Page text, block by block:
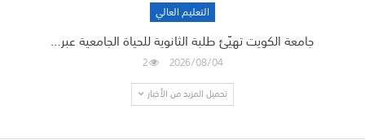
التعليم العالي
جامعة الكويت تهيّئ طلبة الثانوية للحياة الجامعية عبر…
2026/08/04
2
تحميل المزيد من الأخبار